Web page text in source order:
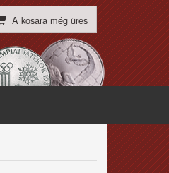
A kosara még üres